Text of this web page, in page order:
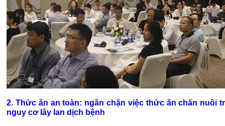
2. Thức ăn an toàn: ngăn chặn việc thức ăn chăn nuôi
nguy cơ lây lan dịch bệnh